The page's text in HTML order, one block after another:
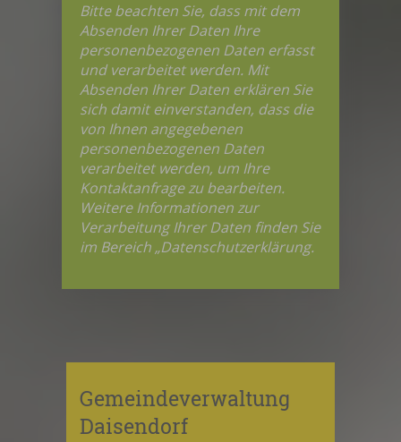
Bitte beachten Sie, dass mit dem
Absenden Ihrer Daten Ihre
personenbezogenen Daten erfasst
und verarbeitet werden. Mit
Absenden Ihrer Daten erklären Sie
sich damit einverstanden, dass die
von Ihnen angegebenen
personenbezogenen Daten
verarbeitet werden, um Ihre
Kontaktanfrage zu bearbeiten.
Weitere Informationen zur
Verarbeitung Ihrer Daten finden Sie
im Bereich „Datenschutzerklärung.
Gemeindeverwaltung
Daisendorf